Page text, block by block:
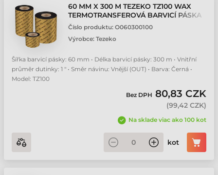
60 MM X 300 M TEZEKO TZ100 WAX
TERMOTRANSFEROVÁ BARVICÍ PÁSKA
Číslo produktu: O060300100
Výrobce: Tezeko
Šířka barvicí pásky: 60 mm • Délka barvicí pásky: 300 m • Vnitřní
průměr dutinky: 1 " • Směr návinu: Vnější (OUT) • Barva: Černá •
Model: TZ100
Bez DPH 80,83 CZK
(99,42 CZK)
Na sklade viac ako 100 kot
kot